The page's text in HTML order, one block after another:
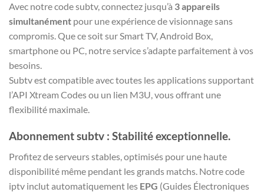
Avec notrecode subtv, connectez jusqu’à 3 appareils
simultanément pour une expérience de visionnage sans
compromis. Que ce soit sur Smart TV, Android Box,
smartphone ou PC, notre service s’adapte parfaitement à vos
besoins.
Subtvest compatible avec toutes les applications supportant
l’API Xtream Codes ou un lien M3U, vous offrant une
flexibilité maximale.
Abonnement subtv : Stabilité exceptionnelle.
Profitez de serveurs stables, optimisés pour une haute
disponibilité même pendant les grands matchs. Notre code
iptv inclut automatiquement les EPG (Guides Électroniques